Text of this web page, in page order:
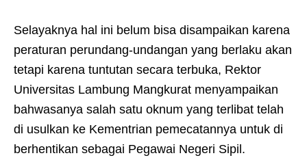
Selayaknya hal ini belum bisa disampaikan karena
peraturan perundang-undangan yang berlaku akan
tetapi karena tuntutan secara terbuka, Rektor
Universitas Lambung Mangkurat menyampaikan
bahwasanya salah satu oknum yang terlibat telah
di usulkan ke Kementrian pemecatannya untuk di
berhentikan sebagai Pegawai Negeri Sipil.